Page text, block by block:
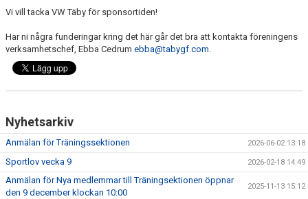
FÖR LEDARE
ARRANGEMANG/LÄGER
SPONSORER/SAMARBETEN
Vi vill tacka VW Täby för sponsortiden!
Har ni några funderingar kring det här går det bra att kontakta föreningens
verksamhetschef, Ebba Cedrum ebba@tabygf.com.
Nyhetsarkiv
Anmälan för Träningssektionen 2026-06-02 13:18
Sportlov vecka 9 2026-02-18 14:49
Anmälan för Nya medlemmar till Träningsektionen öppnar
den 9 december klockan 10:00
2025-11-13 15:12